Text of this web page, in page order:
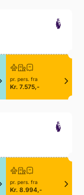
pr. pers. fra
Kr. 7.575,-
pr. pers. fra
Kr. 8.994,-